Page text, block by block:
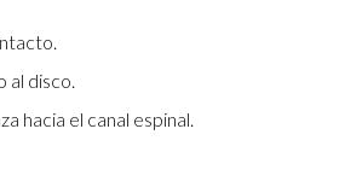
al disco.
hacia el canal espinal.